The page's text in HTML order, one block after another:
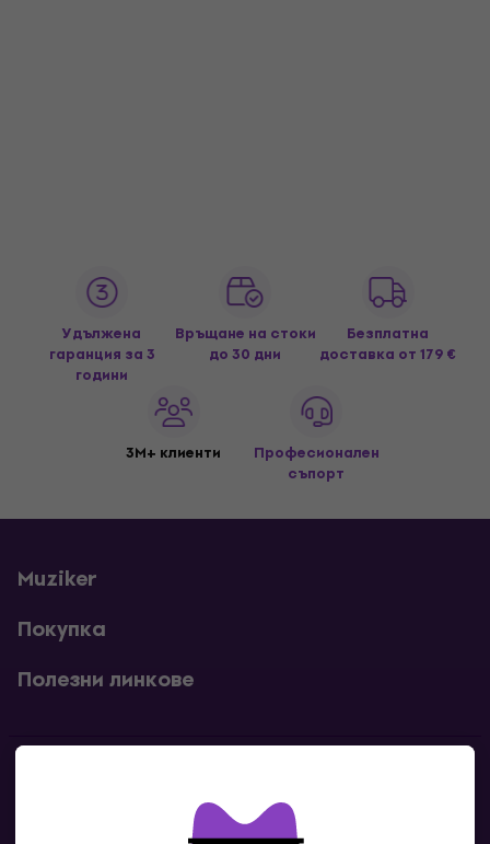
Удължена
гаранция за 3
години
Връщане на стоки
до 30 дни
Безплатна
доставка от 179 €
3M+ клиенти
Професионален
съпорт
Muziker
Покупка
Полезни линкове
Свържи се с нас